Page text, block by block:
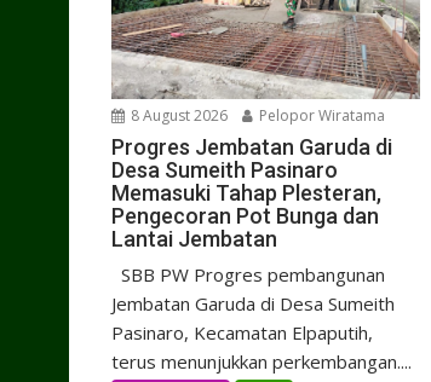
8 August 2026 Pelopor Wiratama
Progres Jembatan Garuda di
Desa Sumeith Pasinaro
Memasuki Tahap Plesteran,
Pengecoran Pot Bunga dan
Lantai Jembatan
SBB PW Progres pembangunan
Jembatan Garuda di Desa Sumeith
Pasinaro, Kecamatan Elpaputih,
terus menunjukkan perkembangan....